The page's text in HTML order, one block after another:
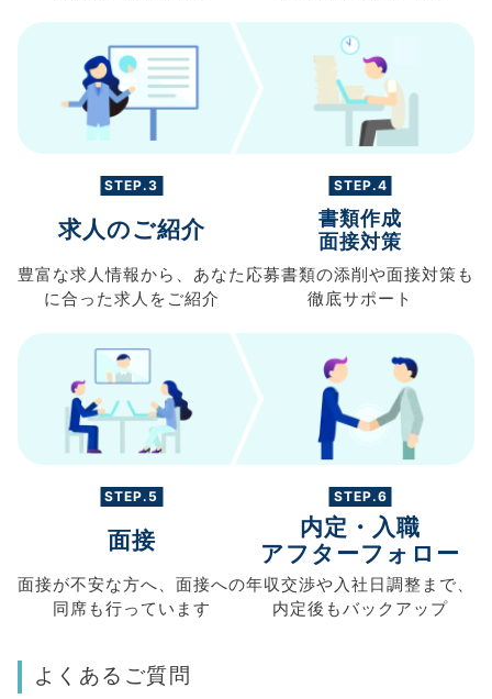
STEP.3
求人のご紹介
豊富な求人情報から、 あなた
に合った求人を ご紹介
STEP.4
書類作成
面接対策
応募書類の添削や面接対策も
徹底サポート
STEP.5
面接
面接が不安な方へ、 面接への
同席も行っています
STEP.6
内定・入職
アフターフォロー
年収交渉や入社日調整まで、
内定後もバックアップ
よくあるご質問